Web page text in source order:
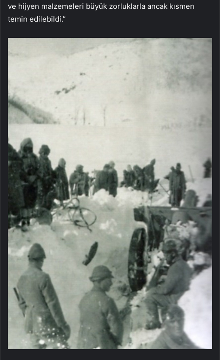
ve hijyen malzemeleri büyük zorluklarla ancak kısmen
temin edilebildi.”